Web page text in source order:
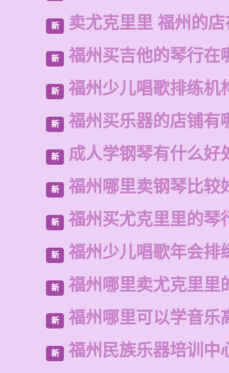
新 卖尤克里里 福州的
新 福州买吉他的琴行在
新 福州少儿唱歌排练机
新 福州买乐器的店铺有
新 成人学钢琴有什么好
新 福州哪里卖钢琴比较
新 福州买尤克里里的琴
新 福州少儿唱歌年会排
新 福州哪里卖尤克里里
新 福州哪里可以学音乐
新 福州民族乐器培训中